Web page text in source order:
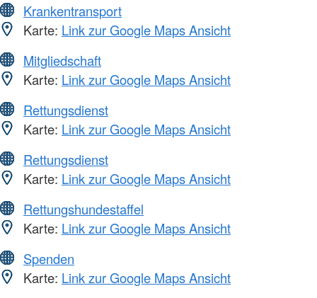
Krankentransport
Karte: Link zur Google Maps Ansicht
Mitgliedschaft
Karte: Link zur Google Maps Ansicht
Rettungsdienst
Karte: Link zur Google Maps Ansicht
Rettungsdienst
Karte: Link zur Google Maps Ansicht
Rettungshundestaffel
Karte: Link zur Google Maps Ansicht
Spenden
Karte: Link zur Google Maps Ansicht